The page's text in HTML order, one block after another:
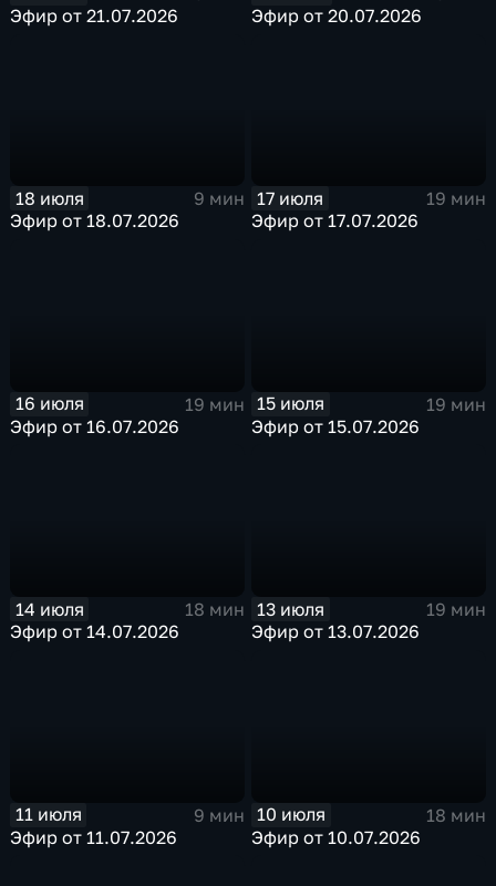
Эфир от 21.07.2026
Эфир от 20.07.2026
18 июля
9 мин
Эфир от 18.07.2026
17 июля
19 мин
Эфир от 17.07.2026
16 июля
19 мин
Эфир от 16.07.2026
15 июля
19 мин
Эфир от 15.07.2026
14 июля
18 мин
Эфир от 14.07.2026
13 июля
19 мин
Эфир от 13.07.2026
11 июля
9 мин
Эфир от 11.07.2026
10 июля
18 мин
Эфир от 10.07.2026